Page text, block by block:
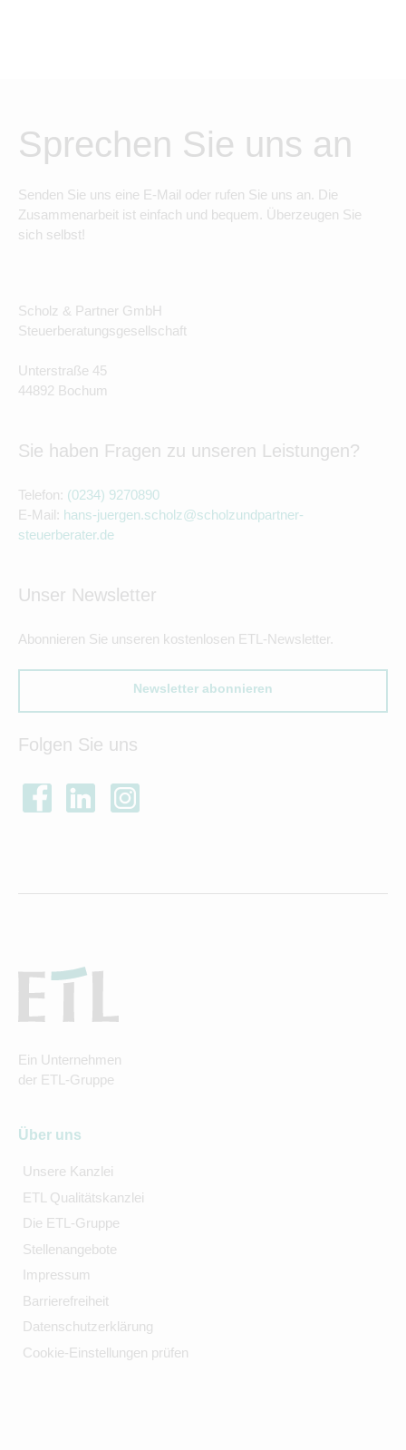
Sprechen Sie uns an
Senden Sie uns eine E-Mail oder rufen Sie uns an. Die
Zusammenarbeit ist einfach und bequem. Überzeugen Sie
sich selbst!
Scholz & Partner GmbH
Steuerberatungsgesellschaft
Unterstraße 45
44892 Bochum
Sie haben Fragen zu unseren Leistungen?
Telefon: (0234) 9270890
E-Mail: hans-juergen.scholz@scholzundpartner-
steuerberater.de
Unser Newsletter
Abonnieren Sie unseren kostenlosen ETL-Newsletter.
Newsletter abonnieren
Folgen Sie uns
Ein Unternehmen
der ETL-Gruppe
Über uns
Unsere Kanzlei
ETL Qualitätskanzlei
Die ETL-Gruppe
Stellenangebote
Impressum
Barrierefreiheit
Datenschutzerklärung
Cookie-Einstellungen prüfen